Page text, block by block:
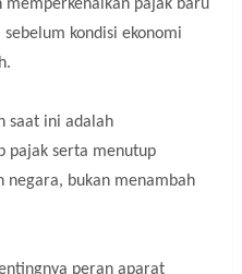
pajak baru
kondisi ekonomi
saat ini adalah
pajak serta menutup
negara, bukan menambah
peran aparat